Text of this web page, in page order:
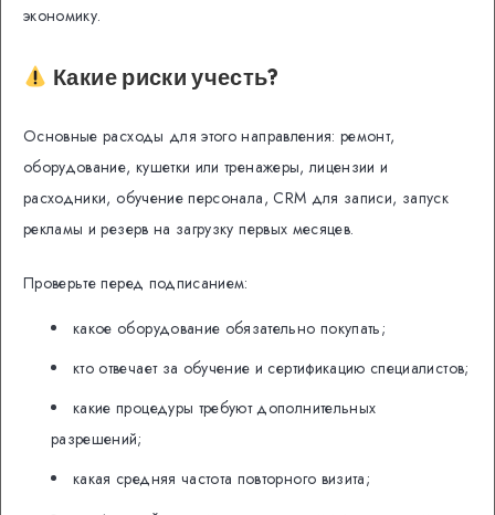
экономику.
Какие риски учесть?
Основные расходы для этого направления: ремонт,
оборудование, кушетки или тренажеры, лицензии и
расходники, обучение персонала, CRM для записи, запуск
рекламы и резерв на загрузку первых месяцев.
Проверьте перед подписанием:
какое оборудование обязательно покупать;
кто отвечает за обучение и сертификацию специалистов;
какие процедуры требуют дополнительных
разрешений;
какая средняя частота повторного визита;